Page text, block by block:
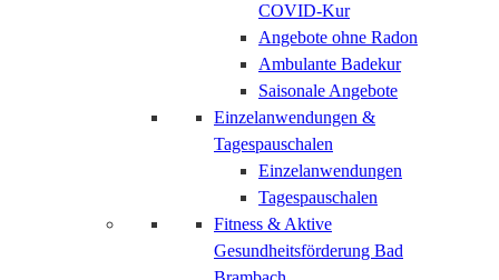
COVID-Kur
Angebote ohne Radon
Ambulante Badekur
Saisonale Angebote
Einzelanwendungen &
Tagespauschalen
Einzelanwendungen
Tagespauschalen
Fitness & Aktive
Gesundheitsförderung Bad